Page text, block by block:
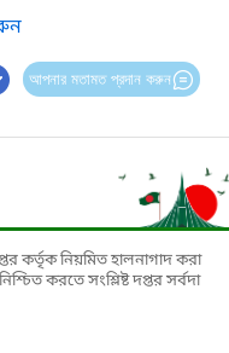
আপনার মতামত প্রদান করুন
কর্তৃক নিয়মিত হালনাগাদ করা
করতে সংশ্লিষ্ট দপ্তর সর্বদা